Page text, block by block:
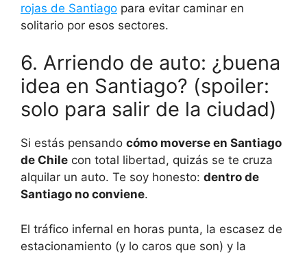
rojas de Santiago para evitar caminar en
solitario por esos sectores.
6. Arriendo de auto: ¿buena
idea en Santiago? (spoiler:
solo para salir de la ciudad)
Si estás pensando cómo moverse en Santiago
de Chile con total libertad, quizás se te cruza
alquilar un auto. Te soy honesto: dentro de
Santiago no conviene.
El tráfico infernal en horas punta, la escasez de
estacionamiento (y lo caros que son) y la